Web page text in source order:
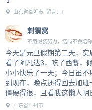
山东省临沂市 留言：1
刺猬窝
不用假装努力，结局不会陪
今天是元旦假期第二天，实
看了阿凡达3，吃了西餐，
小小快乐了一天；今日虽
到现在，晚点还得回去加
僵硬得很，且看我这懒人明
广东省广州市